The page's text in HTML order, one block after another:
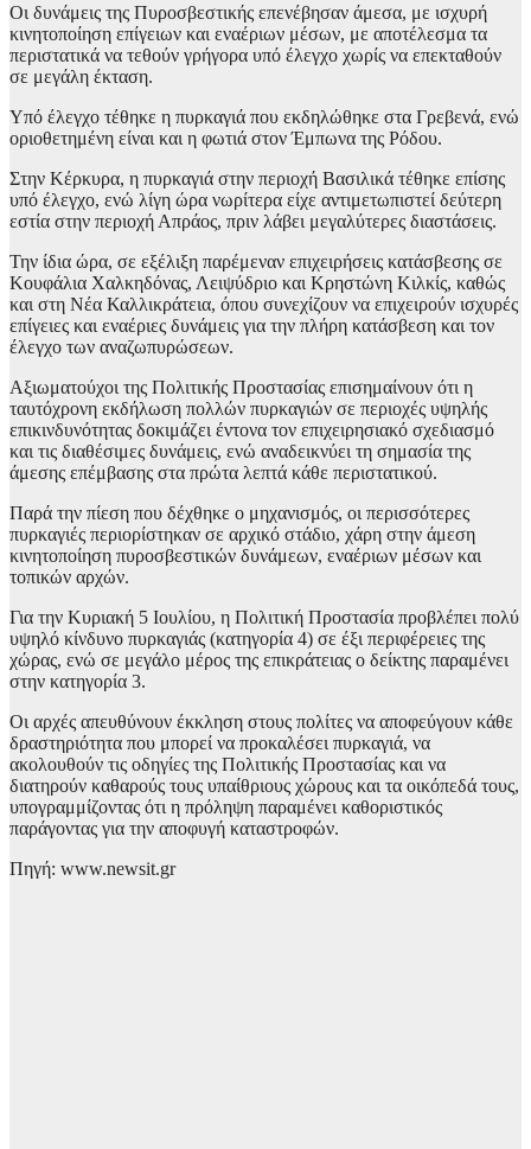
Οι δυνάμεις της Πυροσβεστικής επενέβησαν άμεσα, με ισχυρή
κινητοποίηση επίγειων και εναέριων μέσων, με αποτέλεσμα τα
περιστατικά να τεθούν γρήγορα υπό έλεγχο χωρίς να επεκταθούν
σε μεγάλη έκταση.
Υπό έλεγχο τέθηκε η πυρκαγιά που εκδηλώθηκε στα Γρεβενά, ενώ
οριοθετημένη είναι και η φωτιά στον Έμπωνα της Ρόδου.
Στην Κέρκυρα, η πυρκαγιά στην περιοχή Βασιλικά τέθηκε επίσης
υπό έλεγχο, ενώ λίγη ώρα νωρίτερα είχε αντιμετωπιστεί δεύτερη
εστία στην περιοχή Απράος, πριν λάβει μεγαλύτερες διαστάσεις.
Την ίδια ώρα, σε εξέλιξη παρέμεναν επιχειρήσεις κατάσβεσης σε
Κουφάλια Χαλκηδόνας, Λειψύδριο και Κρηστώνη Κιλκίς, καθώς
και στη Νέα Καλλικράτεια, όπου συνεχίζουν να επιχειρούν ισχυρές
επίγειες και εναέριες δυνάμεις για την πλήρη κατάσβεση και τον
έλεγχο των αναζωπυρώσεων.
Αξιωματούχοι της Πολιτικής Προστασίας επισημαίνουν ότι η
ταυτόχρονη εκδήλωση πολλών πυρκαγιών σε περιοχές υψηλής
επικινδυνότητας δοκιμάζει έντονα τον επιχειρησιακό σχεδιασμό
και τις διαθέσιμες δυνάμεις, ενώ αναδεικνύει τη σημασία της
άμεσης επέμβασης στα πρώτα λεπτά κάθε περιστατικού.
Παρά την πίεση που δέχθηκε ο μηχανισμός, οι περισσότερες
πυρκαγιές περιορίστηκαν σε αρχικό στάδιο, χάρη στην άμεση
κινητοποίηση πυροσβεστικών δυνάμεων, εναέριων μέσων και
τοπικών αρχών.
Για την Κυριακή 5 Ιουλίου, η Πολιτική Προστασία προβλέπει πολύ
υψηλό κίνδυνο πυρκαγιάς (κατηγορία 4) σε έξι περιφέρειες της
χώρας, ενώ σε μεγάλο μέρος της επικράτειας ο δείκτης παραμένει
στην κατηγορία 3.
Οι αρχές απευθύνουν έκκληση στους πολίτες να αποφεύγουν κάθε
δραστηριότητα που μπορεί να προκαλέσει πυρκαγιά, να
ακολουθούν τις οδηγίες της Πολιτικής Προστασίας και να
διατηρούν καθαρούς τους υπαίθριους χώρους και τα οικόπεδά τους,
υπογραμμίζοντας ότι η πρόληψη παραμένει καθοριστικός
παράγοντας για την αποφυγή καταστροφών.
Πηγή: www.newsit.gr